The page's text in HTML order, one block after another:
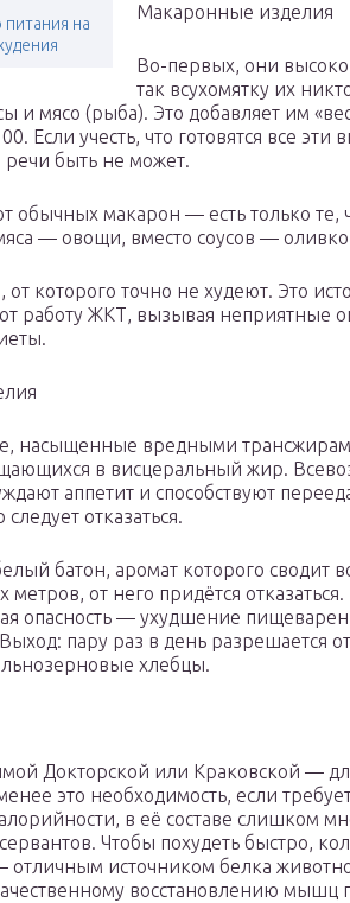
на
Макаронные изделия
Во-первых, они
так всухомятку их
и мясо (рыба). Это добавляет им
Если учесть, что готовятся все
быть не может.
обычных макарон — есть только те,
— овощи, вместо соусов —
от которого точно не худеют. Это
работу ЖКТ, вызывая неприятные
насыщенные вредными
в висцеральный жир.
аппетит и способствуют
отказаться.
батон, аромат которого сводит
метров, от него придётся
опасность — ухудшение
пару раз в день разрешается
хлебцы.
Докторской или Краковской —
это необходимость, если
в её составе слишком
Чтобы похудеть быстро,
отличным источником белка
восстановлению мышц